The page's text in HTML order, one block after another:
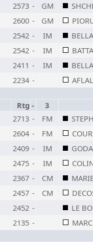
2573 - GM
2600 - GM
2542 - IM
2542 - IM
2411 - IM
2234 -
Rtg -
3
2713 - FM
2604 - FM
2409 - IM
2475 - IM
2367 - CM
2457 - CM
2452 -
LE
2135 -